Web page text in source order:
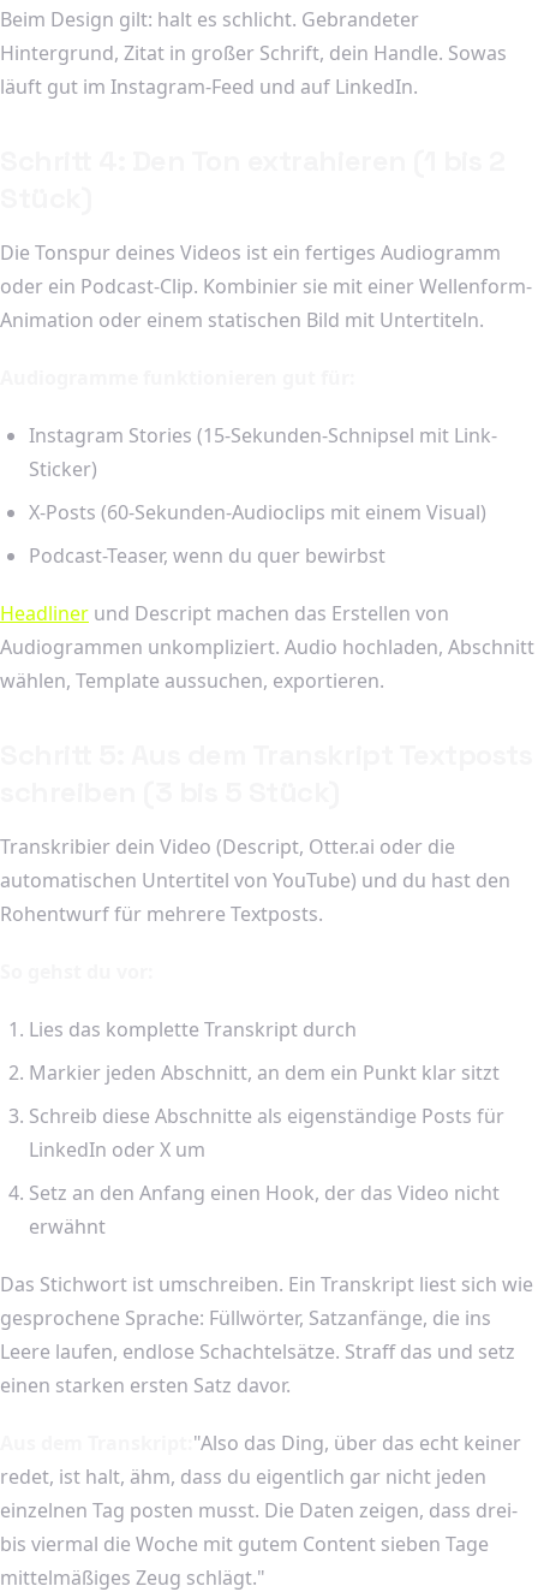
Beim Design gilt: halt es schlicht. Gebrandeter
Hintergrund, Zitat in großer Schrift, dein Handle. Sowas
läuft gut im Instagram-Feed und auf LinkedIn.
Die Tonspur deines Videos ist ein fertiges Audiogramm
oder ein Podcast-Clip. Kombinier sie mit einer Wellenform-
Animation oder einem statischen Bild mit Untertiteln.
Instagram Stories (15-Sekunden-Schnipsel mit Link-
Sticker)
X-Posts (60-Sekunden-Audioclips mit einem Visual)
Podcast-Teaser, wenn du quer bewirbst
Headliner und Descript machen das Erstellen von
Audiogrammen unkompliziert. Audio hochladen, Abschnitt
wählen, Template aussuchen, exportieren.
Transkribier dein Video (Descript, Otter.ai oder die
automatischen Untertitel von YouTube) und du hast den
Rohentwurf für mehrere Textposts.
Lies das komplette Transkript durch
Markier jeden Abschnitt, an dem ein Punkt klar sitzt
Schreib diese Abschnitte als eigenständige Posts für
LinkedIn oder X um
Setz an den Anfang einen Hook, der das Video nicht
erwähnt
Das Stichwort ist umschreiben. Ein Transkript liest sich wie
gesprochene Sprache: Füllwörter, Satzanfänge, die ins
Leere laufen, endlose Schachtelsätze. Straff das und setz
einen starken ersten Satz davor.
"Also das Ding, über das echt keiner
redet, ist halt, ähm, dass du eigentlich gar nicht jeden
einzelnen Tag posten musst. Die Daten zeigen, dass drei-
bis viermal die Woche mit gutem Content sieben Tage
mittelmäßiges Zeug schlägt."